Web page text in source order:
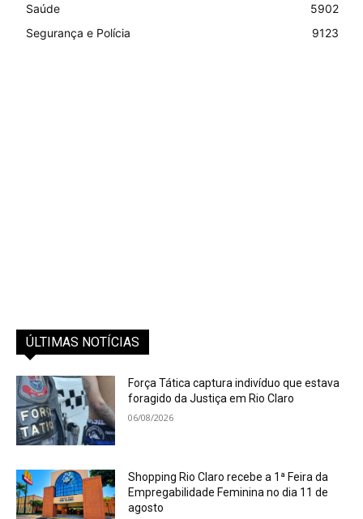
Saúde
5902
Segurança e Polícia
9123
ÚLTIMAS NOTÍCIAS
Força Tática captura indivíduo que estava
foragido da Justiça em Rio Claro
06/08/2026
Shopping Rio Claro recebe a 1ª Feira da
Empregabilidade Feminina no dia 11 de
agosto